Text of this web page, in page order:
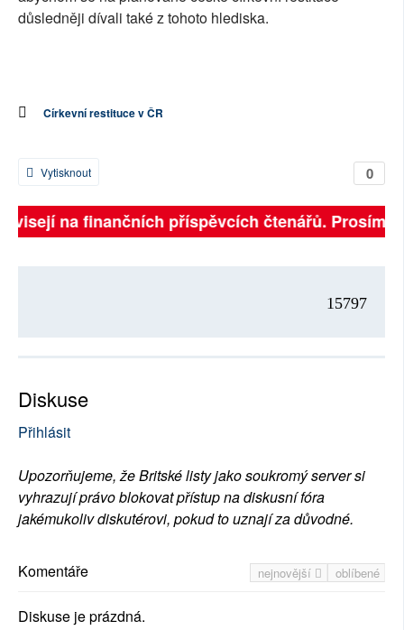
důsledněji dívali také z tohoto hlediska.
Církevní restituce v ČR
0
Vytisknout
na finančních příspěvcích čtenářů. Prosíme,
15797
Diskuse
Přihlásit
Upozorňujeme, že Britské listy jako soukromý server si
vyhrazují právo blokovat přístup na diskusní fóra
jakémukoliv diskutérovi, pokud to uznají za důvodné.
nejnovější oblíbené
Komentáře
Diskuse je prázdná.